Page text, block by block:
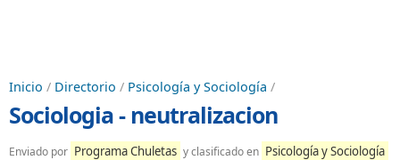
Inicio / Directorio / Psicología y Sociología /
Sociologia - neutralizacion
Enviado por Programa Chuletas y clasificado en Psicología y Sociología